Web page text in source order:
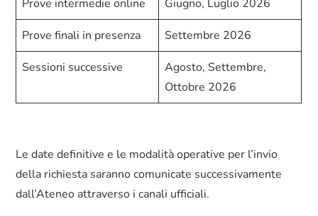
Prove intermedie online Giugno, Luglio 2026
Prove finali in presenza Settembre 2026
Sessioni successive
Agosto, Settembre,
Ottobre 2026
Le date definitive e le modalità operative per l’invio
della richiesta saranno comunicate successivamente
dall’Ateneo attraverso i canali ufficiali.